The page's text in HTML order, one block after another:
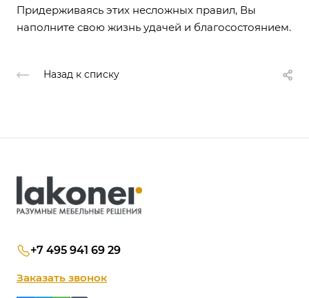
Придерживаясь этих несложных правил, Вы
наполните свою жизнь удачей и благосостоянием.
Назад к списку
+7 495 941 69 29
Заказать звонок